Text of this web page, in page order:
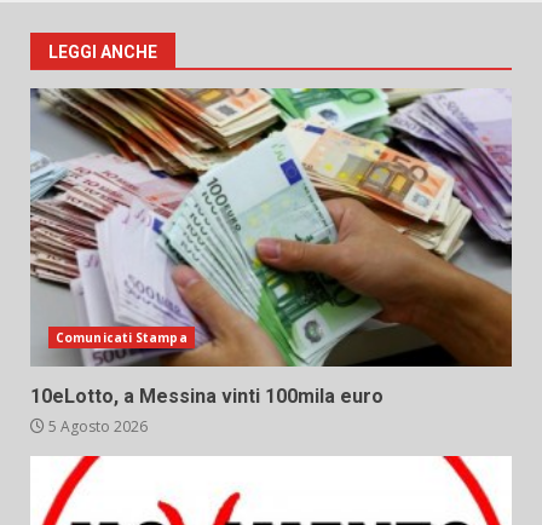
LEGGI ANCHE
Comunicati Stampa
10eLotto, a Messina vinti 100mila euro
5 Agosto 2026